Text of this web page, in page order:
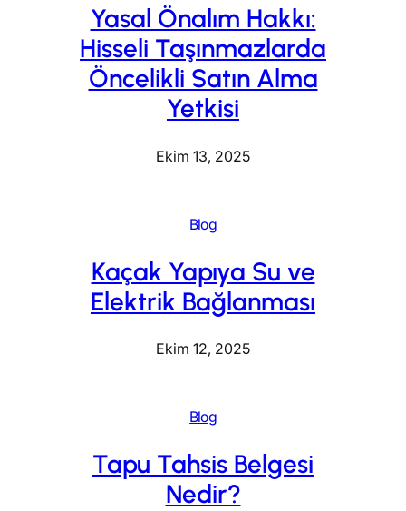
Yasal Önalım Hakkı:
Hisseli Taşınmazlarda
Öncelikli Satın Alma
Yetkisi
Ekim 13, 2025
Blog
Kaçak Yapıya Su ve
Elektrik Bağlanması
Ekim 12, 2025
Blog
Tapu Tahsis Belgesi
Nedir?